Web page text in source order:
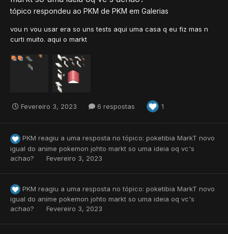
tópico respondeu ao PKM de PKM em Galerias
vou n vou usar era so uns tests aqui uma casa q eu fiz mas n
curti muito. aqui o markt
Fevereiro 3, 2023 6 respostas 1
PKM reagiu a uma resposta no tópico: poketibia MarkT novo
igual do anime pokemon johto markt so uma ideia oq vc's
achao?
Fevereiro 3, 2023
PKM reagiu a uma resposta no tópico: poketibia MarkT novo
igual do anime pokemon johto markt so uma ideia oq vc's
achao?
Fevereiro 3, 2023